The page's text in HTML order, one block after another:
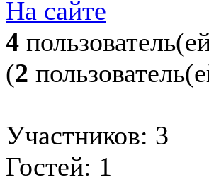
На сайте
4
(2
Участников: 3
Гостей: 1